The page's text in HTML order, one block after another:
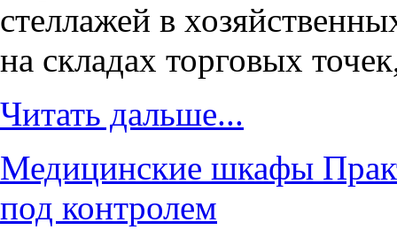
стеллажей в
на складах торговых
Читать дальше...
Медицинские шкафы
под контролем